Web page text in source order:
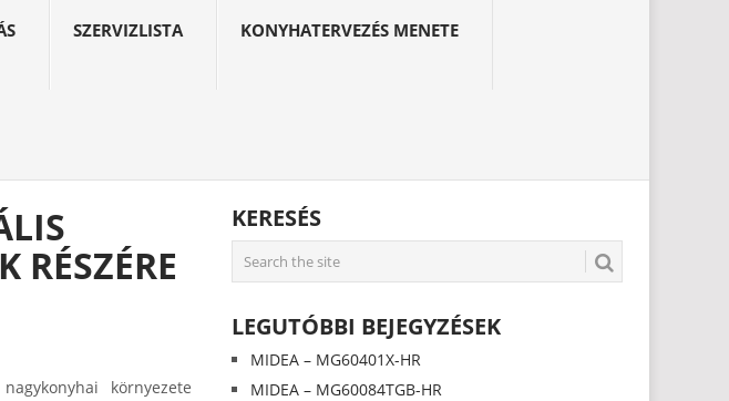
SZERVIZLISTA KONYHATERVEZÉS MENETE
RÉSZÉRE
környezete
KERESÉS
LEGUTÓBBI BEJEGYZÉSEK
MIDEA – MG60401X-HR
MIDEA – MG60084TGB-HR